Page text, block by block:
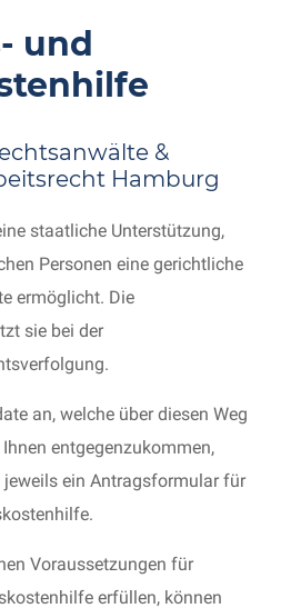
und
&
Hamburg
staatliche Unterstützung,
Personen eine gerichtliche
ermöglicht. Die
sie bei der
an, welche über diesen Weg
entgegenzukommen,
ein Antragsformular für
Voraussetzungen für
erfüllen, können